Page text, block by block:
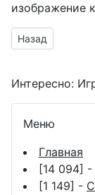
изображение
Предыдущий
Назад
Интересно:
Меню
Главная
[14 094] -
[1 149] -